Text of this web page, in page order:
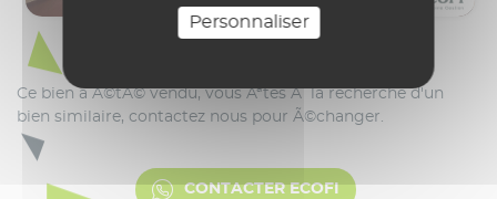
CONTACTER ECOFI
Personnaliser